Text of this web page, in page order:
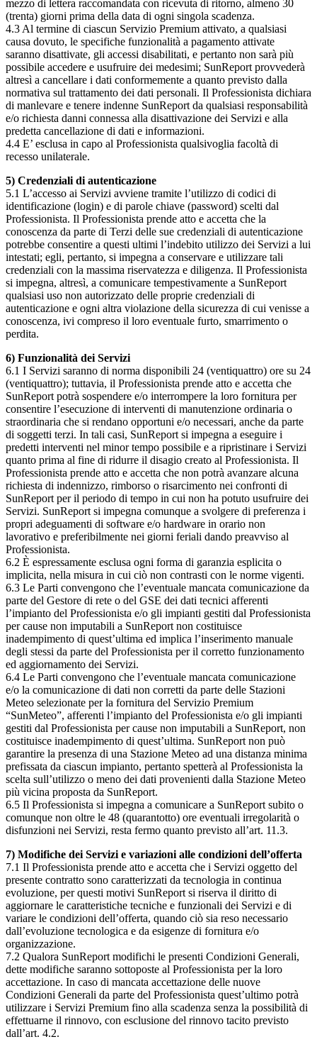
mezzo di lettera raccomandata con ricevuta di ritorno, almeno 30
(trenta) giorni prima della data di ogni singola scadenza.
4.3 Al termine di ciascun Servizio Premium attivato, a qualsiasi
causa dovuto, le specifiche funzionalità a pagamento attivate
saranno disattivate, gli accessi disabilitati, e pertanto non sarà più
possibile accedere e usufruire dei medesimi; SunReport provvederà
altresì a cancellare i dati conformemente a quanto previsto dalla
normativa sul trattamento dei dati personali. Il Professionista dichiara
di manlevare e tenere indenne SunReport da qualsiasi responsabilità
e/o richiesta danni connessa alla disattivazione dei Servizi e alla
predetta cancellazione di dati e informazioni.
4.4 E’ esclusa in capo al Professionista qualsivoglia facoltà di
recesso unilaterale.
5) Credenziali di autenticazione
5.1 L’accesso ai Servizi avviene tramite l’utilizzo di codici di
identificazione (login) e di parole chiave (password) scelti dal
Professionista. Il Professionista prende atto e accetta che la
conoscenza da parte di Terzi delle sue credenziali di autenticazione
potrebbe consentire a questi ultimi l’indebito utilizzo dei Servizi a lui
intestati; egli, pertanto, si impegna a conservare e utilizzare tali
credenziali con la massima riservatezza e diligenza. Il Professionista
si impegna, altresì, a comunicare tempestivamente a SunReport
qualsiasi uso non autorizzato delle proprie credenziali di
autenticazione e ogni altra violazione della sicurezza di cui venisse a
conoscenza, ivi compreso il loro eventuale furto, smarrimento o
perdita.
6) Funzionalità dei Servizi
6.1 I Servizi saranno di norma disponibili 24 (ventiquattro) ore su 24
(ventiquattro); tuttavia, il Professionista prende atto e accetta che
SunReport potrà sospendere e/o interrompere la loro fornitura per
consentire l’esecuzione di interventi di manutenzione ordinaria o
straordinaria che si rendano opportuni e/o necessari, anche da parte
di soggetti terzi. In tali casi, SunReport si impegna a eseguire i
predetti interventi nel minor tempo possibile e a ripristinare i Servizi
quanto prima al fine di ridurre il disagio creato al Professionista. Il
Professionista prende atto e accetta che non potrà avanzare alcuna
richiesta di indennizzo, rimborso o risarcimento nei confronti di
SunReport per il periodo di tempo in cui non ha potuto usufruire dei
Servizi. SunReport si impegna comunque a svolgere di preferenza i
propri adeguamenti di software e/o hardware in orario non
lavorativo e preferibilmente nei giorni feriali dando preavviso al
Professionista.
6.2 È espressamente esclusa ogni forma di garanzia esplicita o
implicita, nella misura in cui ciò non contrasti con le norme vigenti.
6.3 Le Parti convengono che l’eventuale mancata comunicazione da
parte del Gestore di rete o del GSE dei dati tecnici afferenti
l’impianto del Professionista e/o gli impianti gestiti dal Professionista
per cause non imputabili a SunReport non costituisce
inadempimento di quest’ultima ed implica l’inserimento manuale
degli stessi da parte del Professionista per il corretto funzionamento
ed aggiornamento dei Servizi.
6.4 Le Parti convengono che l’eventuale mancata comunicazione
e/o la comunicazione di dati non corretti da parte delle Stazioni
Meteo selezionate per la fornitura del Servizio Premium
“SunMeteo”, afferenti l’impianto del Professionista e/o gli impianti
gestiti dal Professionista per cause non imputabili a SunReport, non
costituisce inadempimento di quest’ultima. SunReport non può
garantire la presenza di una Stazione Meteo ad una distanza minima
prefissata da ciascun impianto, pertanto spetterà al Professionista la
scelta sull’utilizzo o meno dei dati provenienti dalla Stazione Meteo
più vicina proposta da SunReport.
6.5 Il Professionista si impegna a comunicare a SunReport subito o
comunque non oltre le 48 (quarantotto) ore eventuali irregolarità o
disfunzioni nei Servizi, resta fermo quanto previsto all’art. 11.3.
7) Modifiche dei Servizi e variazioni alle condizioni dell’offerta
7.1 Il Professionista prende atto e accetta che i Servizi oggetto del
presente contratto sono caratterizzati da tecnologia in continua
evoluzione, per questi motivi SunReport si riserva il diritto di
aggiornare le caratteristiche tecniche e funzionali dei Servizi e di
variare le condizioni dell’offerta, quando ciò sia reso necessario
dall’evoluzione tecnologica e da esigenze di fornitura e/o
organizzazione.
7.2 Qualora SunReport modifichi le presenti Condizioni Generali,
dette modifiche saranno sottoposte al Professionista per la loro
accettazione. In caso di mancata accettazione delle nuove
Condizioni Generali da parte del Professionista quest’ultimo potrà
utilizzare i Servizi Premium fino alla scadenza senza la possibilità di
effettuarne il rinnovo, con esclusione del rinnovo tacito previsto
dall’art. 4.2.